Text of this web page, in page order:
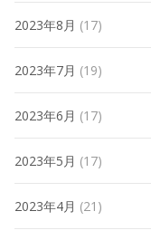
2023年8月 (17)
2023年7月 (19)
2023年6月 (17)
2023年5月 (17)
2023年4月 (21)